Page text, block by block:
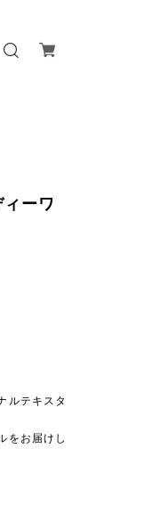
ーワ
ルテキスタ
をお届けし